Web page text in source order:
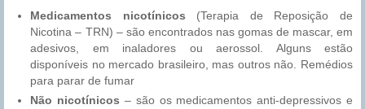
Medicamentos nicotínicos (Terapia de Reposição de
Nicotina – TRN) – são encontrados nas gomas de mascar, em
adesivos, em inaladores ou aerossol. Alguns estão
disponíveis no mercado brasileiro, mas outros não. Remédios
para parar de fumar
Não nicotínicos – são os medicamentos anti-depressivos e